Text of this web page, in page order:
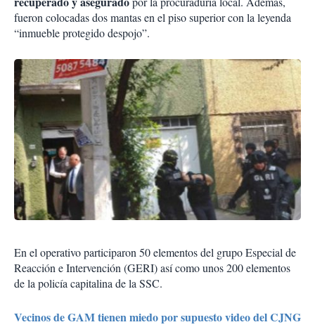
fueron colocadas dos mantas en el piso superior con la leyenda
“inmueble protegido despojo”.
En el operativo participaron 50 elementos del grupo Especial de
Reacción e Intervención (GERI) así como unos 200 elementos
de la policía capitalina de la SSC.
Vecinos de GAM tienen miedo por supuesto video del CJNG